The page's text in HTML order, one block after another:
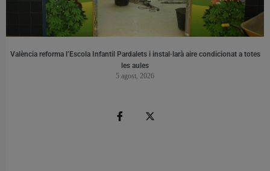
València reforma l’Escola Infantil Pardalets i instal·larà aire condicionat a totes
les aules
5 agost, 2026